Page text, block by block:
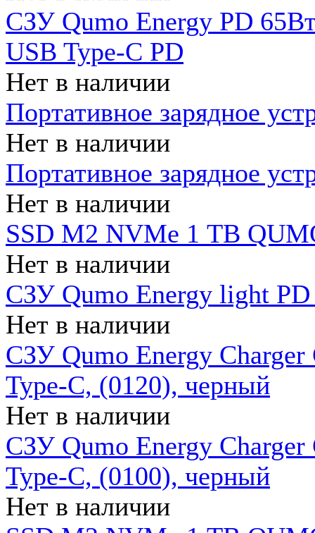
СЗУ Qumo Energy PD
USB Type-C PD
Нет в наличии
Портативное зарядное
Нет в наличии
Портативное зарядное
Нет в наличии
SSD M2 NVMe 1 ТB
Нет в наличии
СЗУ Qumo Energy light PD
Нет в наличии
СЗУ Qumo Energy
Type-C, (0120), черный
Нет в наличии
СЗУ Qumo Energy
Type-C, (0100), черный
Нет в наличии